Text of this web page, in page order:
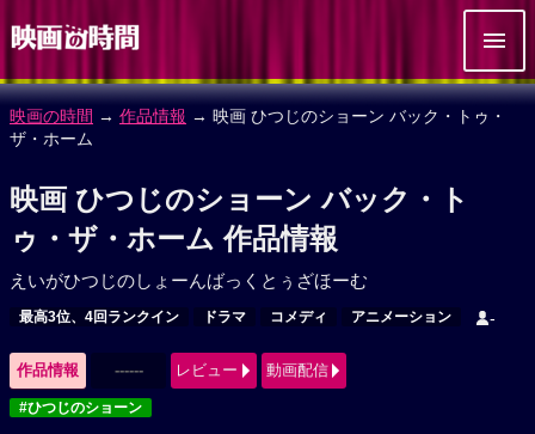
映画の時間 → 作品情報 → 映画 ひつじのショーン バック・トゥ・
ザ・ホーム
映画 ひつじのショーン バック・ト
ゥ・ザ・ホーム 作品情報
えいがひつじのしょーんばっくとぅざほーむ
最高3位、4回ランクイン ドラマ コメディ アニメーション -
作品情報 ------ レビュー 動画配信
#ひつじのショーン